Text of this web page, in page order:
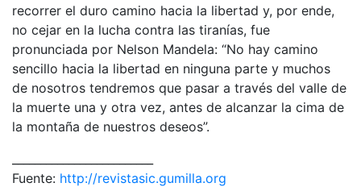
recorrer el duro camino hacia la libertad y, por ende,
no cejar en la lucha contra las tiranías, fue
pronunciada por Nelson Mandela: “No hay camino
sencillo hacia la libertad en ninguna parte y muchos
de nosotros tendremos que pasar a través del valle de
la muerte una y otra vez, antes de alcanzar la cima de
la montaña de nuestros deseos”.
Fuente: http://revistasic.gumilla.org